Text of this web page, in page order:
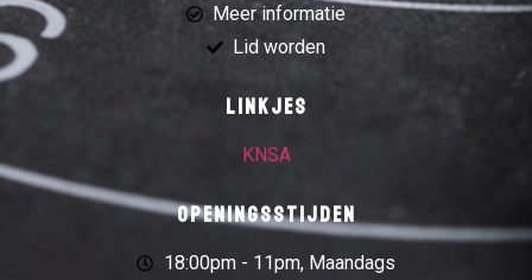
Meer informatie
Lid worden
Linkjes
KNSA
Openingsstijden
18:00pm - 11pm, Maandags